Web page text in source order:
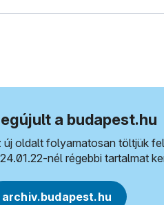
a budapest.hu
új oldalt folyamatosan töltjük
nél régebbi tartalmat
archiv.budapest.hu